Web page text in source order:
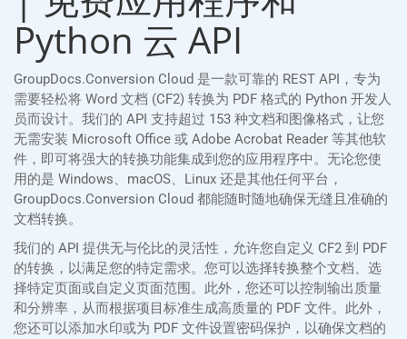
Python 云 API
GroupDocs.Conversion Cloud 是一款可靠的 REST API，专为
需要轻松将 Word 文档 (CF2) 转换为 PDF 格式的 Python 开发人
员而设计。我们的 API 支持超过 153 种文档和图像格式，让您
无需安装 Microsoft Office 或 Adobe Acrobat Reader 等其他软
件，即可将强大的转换功能集成到您的应用程序中。无论您使
用的是 Windows、macOS、Linux 还是其他任何平台，
GroupDocs.Conversion Cloud 都能随时随地确保无缝且准确的
文档转换。
我们的 API 提供无与伦比的灵活性，允许您自定义 CF2 到 PDF
的转换，以满足您的特定需求。您可以选择转换整个文档、选
择特定页面或自定义页面范围。此外，您还可以控制输出质量
和分辨率，从而根据项目标准生成高质量的 PDF 文件。此外，
您还可以添加水印或为 PDF 文件设置密码保护，以确保文档的